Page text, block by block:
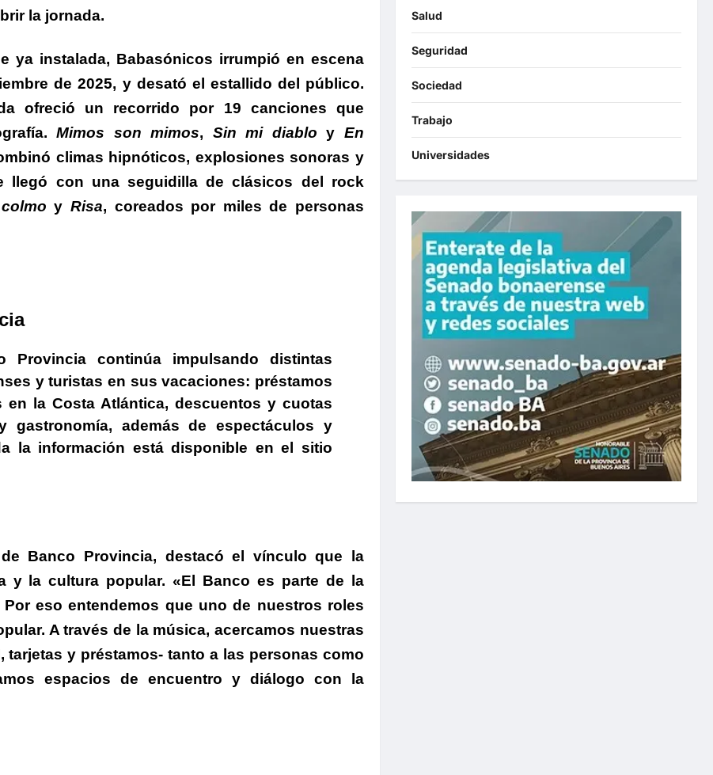
la jornada.
ya instalada, Babasónicos irrumpió en escena
de 2025, y desató el estallido del público.
ofreció un recorrido por 19 canciones que
Mimos son mimos, Sin mi diablo y En
climas hipnóticos, explosiones sonoras y
llegó con una seguidilla de clásicos del rock
yRisa, coreados por miles de personas
Provincia continúa impulsando distintas
y turistas en sus vacaciones: préstamos
la Costa Atlántica, descuentos y cuotas
gastronomía, además de espectáculos y
la información está disponible en el sitio
Banco Provincia, destacó el vínculo que la
y la cultura popular. «El Banco es parte de la
eso entendemos que uno de nuestros roles
A través de la música, acercamos nuestras
tarjetas y préstamos- tanto a las personas como
espacios de encuentro y diálogo con la
Salud
Seguridad
Sociedad
Trabajo
Universidades